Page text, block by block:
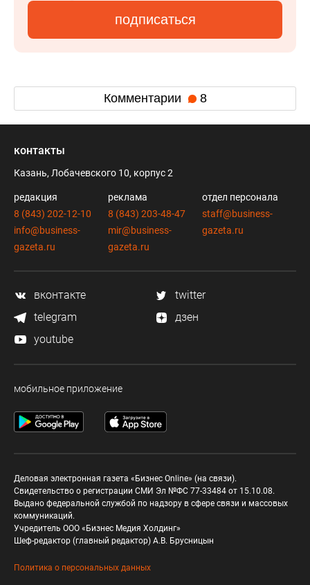
подписаться
Комментарии 8
контакты
Казань, Лобачевского 10, корпус 2
редакция
8 (843) 202-12-10
info@business-
gazeta.ru
реклама
8 (843) 203-48-47
mir@business-
gazeta.ru
отдел персонала
staff@business-
gazeta.ru
вконтакте
twitter
telegram
дзен
youtube
мобильное приложение
Деловая электронная газета «Бизнес Online» (на связи).
Свидетельство о регистрации СМИ Эл №ФС 77-33484 от 15.10.08.
Выдано федеральной службой по надзору в сфере связи и массовых
коммуникаций.
Учредитель ООО «Бизнес Медия Холдинг»
Шеф-редактор (главный редактор) А.В. Брусницын
Политика о персональных данных